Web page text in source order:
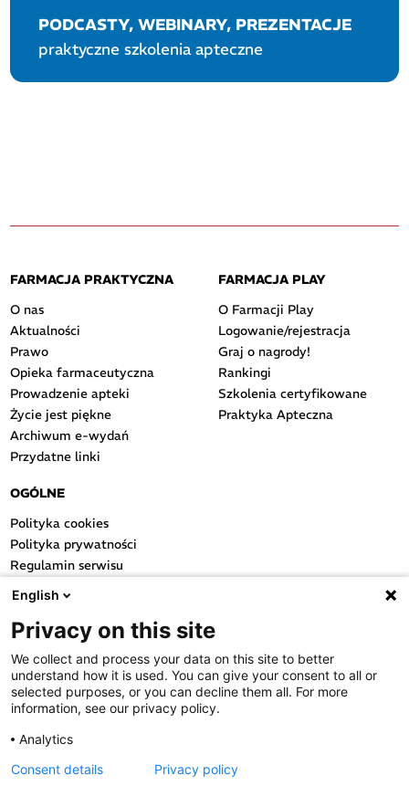
PODCASTY, WEBINARY, PREZENTACJE
praktyczne szkolenia apteczne
FARMACJA PRAKTYCZNA
O nas
Aktualności
Prawo
Opieka farmaceutyczna
Prowadzenie apteki
Życie jest piękne
Archiwum e-wydań
Przydatne linki
FARMACJA PLAY
O Farmacji Play
Logowanie/rejestracja
Graj o nagrody!
Rankingi
Szkolenia certyfikowane
Praktyka Apteczna
OGÓLNE
Polityka cookies
Polityka prywatności
Regulamin serwisu
Regulamin konkursu
Farmacja Play
Regulamin konkursu Lakcid
Regulamin konkursu Acard
Regulamin konkursu Biotebal
Regulamin konkursu Asmenol
Kontakt
PRODUKTY POLPHARMY
English
Privacy on this site
We collect and process your data on this site to better
understand how it is used. You can give your consent to all or
selected purposes, or you can decline them all. For more
information, see our privacy policy.
Analytics
Consent details
Privacy policy